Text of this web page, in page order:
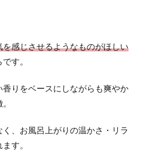
を感じさせるようなものがほしい
す。
りをベースにしながらも爽やか
、お風呂上がりの温かさ・リラ
す。